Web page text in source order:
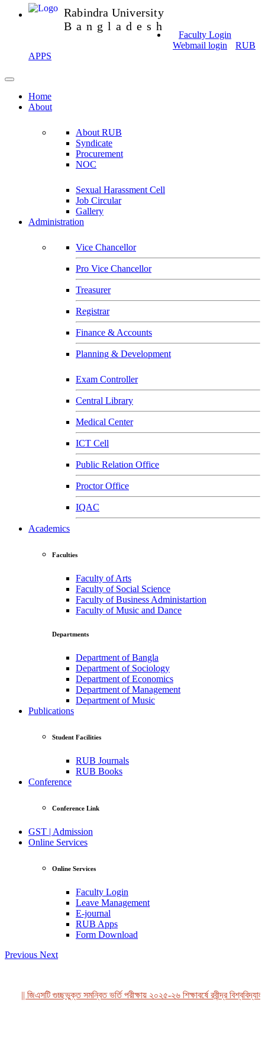
Rabindra University
Bangladesh
Faculty Login
Webmail login
RUB
APPS
Home
About
About RUB
Syndicate
Procurement
NOC
Sexual Harassment Cell
Job Circular
Gallery
Administration
Vice Chancellor
Pro Vice Chancellor
Treasurer
Registrar
Finance & Accounts
Planning & Development
Exam Controller
Central Library
Medical Center
ICT Cell
Public Relation Office
Proctor Office
IQAC
Academics
Faculties
Faculty of Arts
Faculty of Social Science
Faculty of Business Administartion
Faculty of Music and Dance
Departments
Department of Bangla
Department of Sociology
Department of Economics
Department of Management
Department of Music
Publications
Student Facilities
RUB Journals
RUB Books
Conference
Conference Link
GST | Admission
Online Services
Online Services
Faculty Login
Leave Management
E-journal
RUB Apps
Form Download
Previous Next
|| জিএসটি গুচ্ছভুক্ত সমন্বিত ভর্তি পরীক্ষায় ২০২৫-২৬ শিক্ষাবর্ষে রবীন্দ্র